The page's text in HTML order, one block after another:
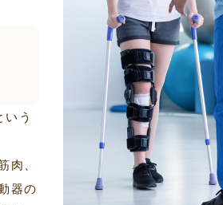
う
肉、
器の